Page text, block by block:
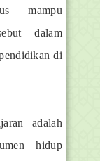
mampu
dalam
di
adalah
hidup